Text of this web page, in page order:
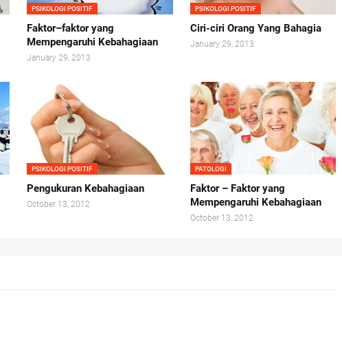
PSIKOLOGI POSITIF
Faktor–faktor yang
Mempengaruhi Kebahagiaan
January 29, 2013
PSIKOLOGI POSITIF
Ciri-ciri Orang Yang Bahagia
January 29, 2013
PSIKOLOGI POSITIF
Pengukuran Kebahagiaan
October 13, 2012
PATOLOGI
Faktor – Faktor yang
Mempengaruhi Kebahagiaan
October 13, 2012